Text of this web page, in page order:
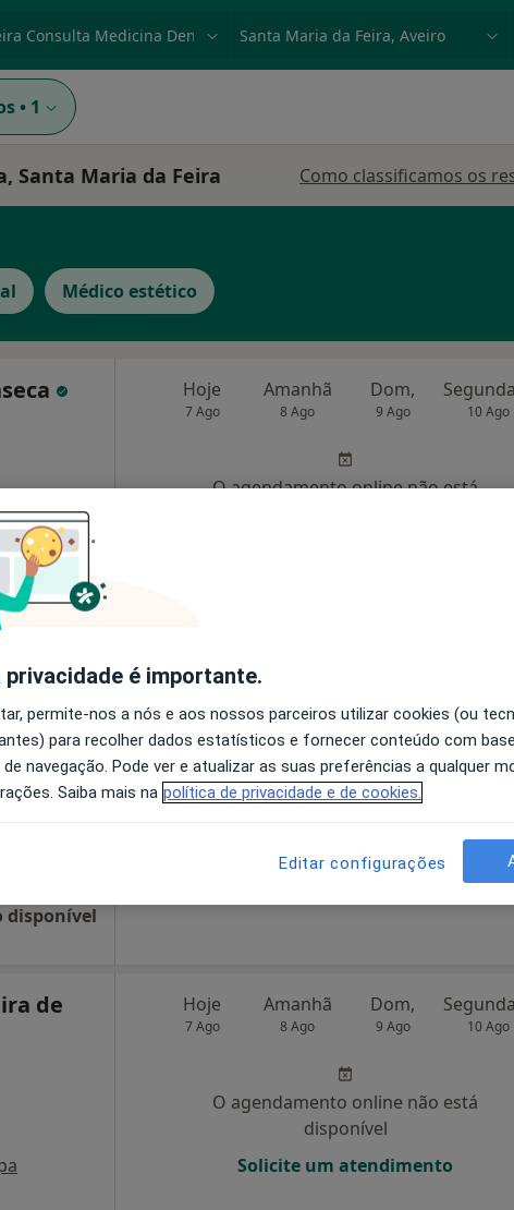
• 1
Santa Maria da Feira Como classificamos os
Médico estético
lda
desde 40 €
Hoje
7 Ago
Amanhã
8 Ago
Dom,
9 Ago 10 Ago
O agendamento online não está
disponível
7 Ago 8 Ago 9 Ago 10 Ago
O agendamento online não está
Solicite um atendimento
de
Hoje
7 Ago
Amanhã
8 Ago
Dom,
9 Ago 10 Ago
O agendamento online não está
disponível
Solicite um atendimento
privacidade é importante.
permite-nos a nós e aos nossos parceiros utilizar cookies (ou
para recolher dados estatísticos e fornecer conteúdo com
navegação. Pode ver e atualizar as suas preferências a qualquer
Saiba mais na política de privacidade e de cookies.
Editar configurações